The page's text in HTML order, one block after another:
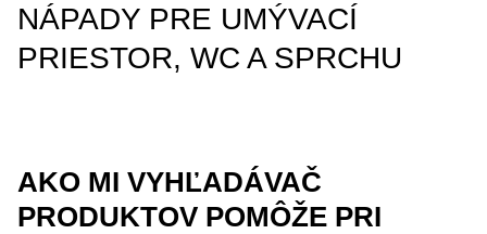
NÁPADY PRE UMÝVACÍ
PRIESTOR, WC A SPRCHU
AKO MI VYHĽADÁVAČ
PRODUKTOV POMÔŽE PRI